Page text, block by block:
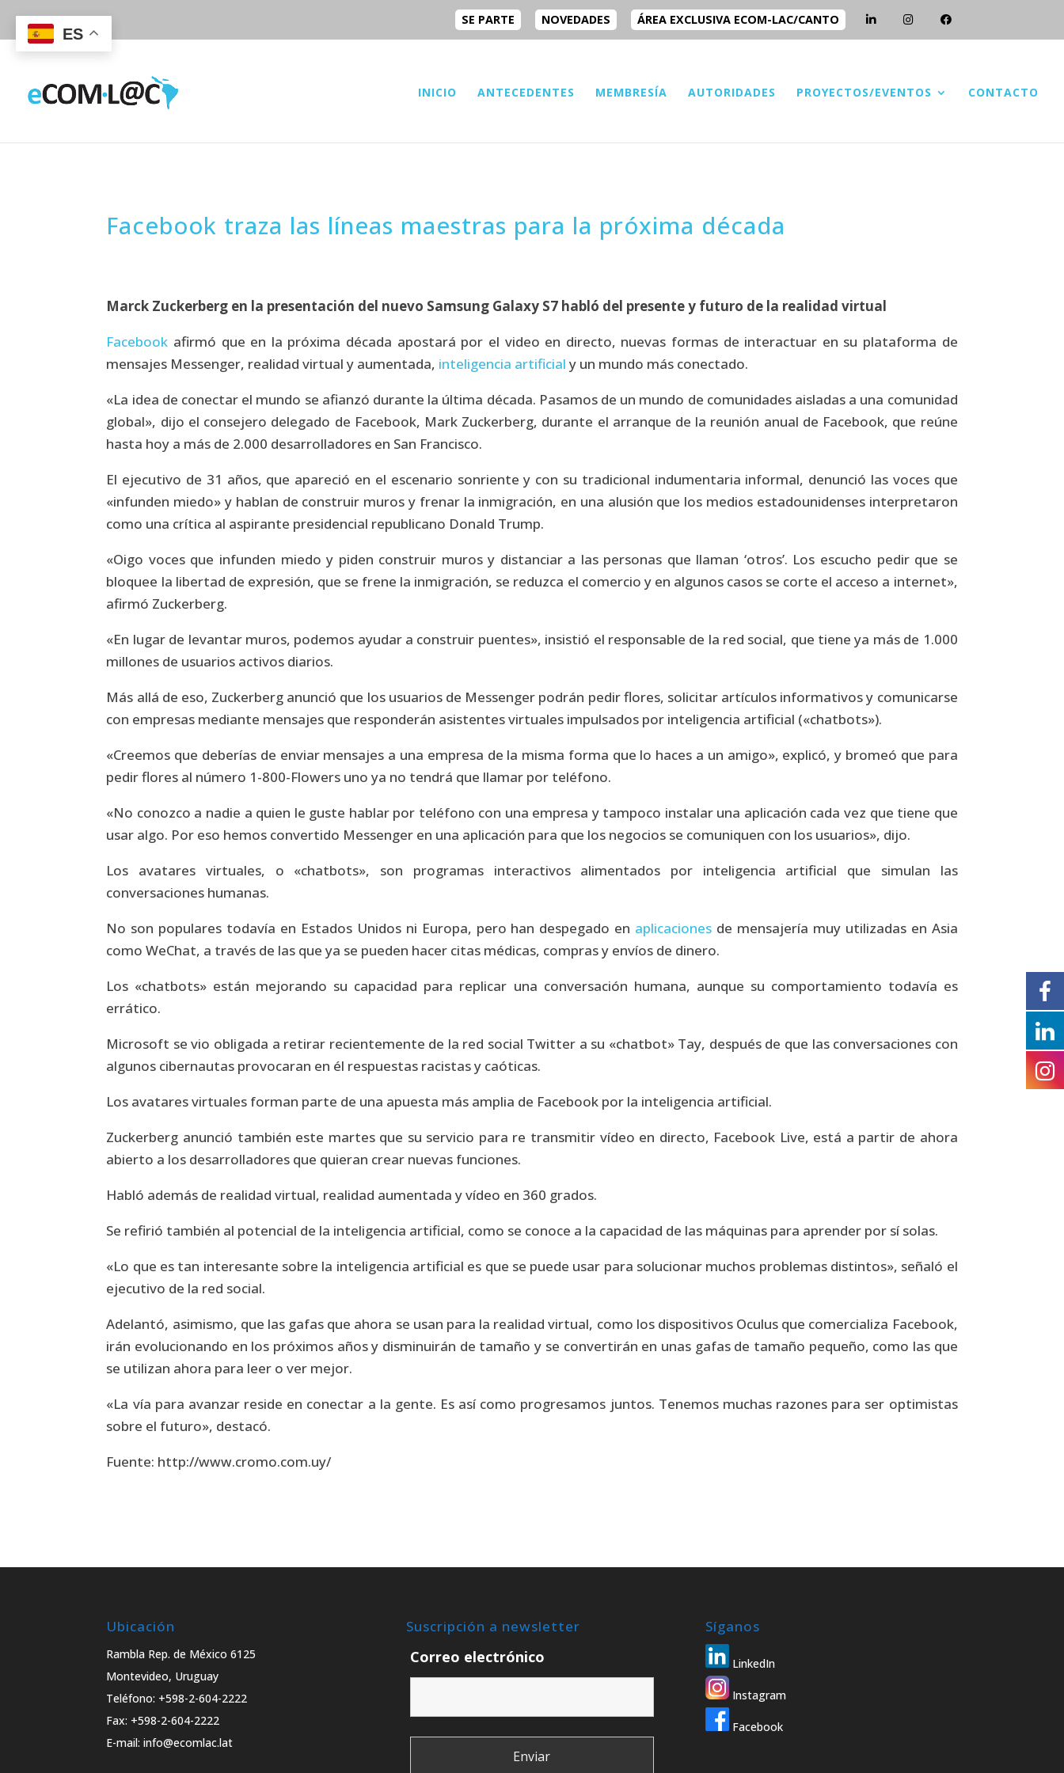
SE PARTE NOVEDADES ÁREA EXCLUSIVA ECOM-LAC/CANTO
INICIO ANTECEDENTES MEMBRESÍA AUTORIDADES PROYECTOS/EVENTOS CONTACTO
Facebook traza las líneas maestras para la próxima década
Marck Zuckerberg en la presentación del nuevo Samsung Galaxy S7 habló del presente y futuro de la realidad virtual
Facebook afirmó que en la próxima década apostará por el video en directo, nuevas formas de interactuar en su plataforma de
mensajes Messenger, realidad virtual y aumentada, inteligencia artificial y un mundo más conectado.
«La idea de conectar el mundo se afianzó durante la última década. Pasamos de un mundo de comunidades aisladas a una comunidad
global», dijo el consejero delegado de Facebook, Mark Zuckerberg, durante el arranque de la reunión anual de Facebook, que reúne
hasta hoy a más de 2.000 desarrolladores en San Francisco.
El ejecutivo de 31 años, que apareció en el escenario sonriente y con su tradicional indumentaria informal, denunció las voces que
«infunden miedo» y hablan de construir muros y frenar la inmigración, en una alusión que los medios estadounidenses interpretaron
como una crítica al aspirante presidencial republicano Donald Trump.
«Oigo voces que infunden miedo y piden construir muros y distanciar a las personas que llaman ‘otros’. Los escucho pedir que se
bloquee la libertad de expresión, que se frene la inmigración, se reduzca el comercio y en algunos casos se corte el acceso a internet»,
afirmó Zuckerberg.
«En lugar de levantar muros, podemos ayudar a construir puentes», insistió el responsable de la red social, que tiene ya más de 1.000
millones de usuarios activos diarios.
Más allá de eso, Zuckerberg anunció que los usuarios de Messenger podrán pedir flores, solicitar artículos informativos y comunicarse
con empresas mediante mensajes que responderán asistentes virtuales impulsados por inteligencia artificial («chatbots»).
«Creemos que deberías de enviar mensajes a una empresa de la misma forma que lo haces a un amigo», explicó, y bromeó que para
pedir flores al número 1-800-Flowers uno ya no tendrá que llamar por teléfono.
«No conozco a nadie a quien le guste hablar por teléfono con una empresa y tampoco instalar una aplicación cada vez que tiene que
usar algo. Por eso hemos convertido Messenger en una aplicación para que los negocios se comuniquen con los usuarios», dijo.
Los avatares virtuales, o «chatbots», son programas interactivos alimentados por inteligencia artificial que simulan las
conversaciones humanas.
No son populares todavía en Estados Unidos ni Europa, pero han despegado en aplicaciones de mensajería muy utilizadas en Asia
como WeChat, a través de las que ya se pueden hacer citas médicas, compras y envíos de dinero.
Los «chatbots» están mejorando su capacidad para replicar una conversación humana, aunque su comportamiento todavía es
errático.
Microsoft se vio obligada a retirar recientemente de la red social Twitter a su «chatbot» Tay, después de que las conversaciones con
algunos cibernautas provocaran en él respuestas racistas y caóticas.
Los avatares virtuales forman parte de una apuesta más amplia de Facebook por la inteligencia artificial.
Zuckerberg anunció también este martes que su servicio para re transmitir vídeo en directo, Facebook Live, está a partir de ahora
abierto a los desarrolladores que quieran crear nuevas funciones.
Habló además de realidad virtual, realidad aumentada y vídeo en 360 grados.
Se refirió también al potencial de la inteligencia artificial, como se conoce a la capacidad de las máquinas para aprender por sí solas.
«Lo que es tan interesante sobre la inteligencia artificial es que se puede usar para solucionar muchos problemas distintos», señaló el
ejecutivo de la red social.
Adelantó, asimismo, que las gafas que ahora se usan para la realidad virtual, como los dispositivos Oculus que comercializa Facebook,
irán evolucionando en los próximos años y disminuirán de tamaño y se convertirán en unas gafas de tamaño pequeño, como las que
se utilizan ahora para leer o ver mejor.
«La vía para avanzar reside en conectar a la gente. Es así como progresamos juntos. Tenemos muchas razones para ser optimistas
sobre el futuro», destacó.
Fuente: http://www.cromo.com.uy/
Ubicación
Rambla Rep. de México 6125
Montevideo, Uruguay
Teléfono: +598-2-604-2222
Fax: +598-2-604-2222
E-mail: info@ecomlac.lat
Suscripción a newsletter
Correo electrónico
Síganos
LinkedIn
Instagram
Facebook
ES